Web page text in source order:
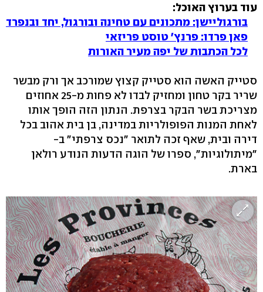
עוד בערוץ האוכל:
בורגוליישן: מתכונים עם טחינה ובורגול, יחד ובנפרד
פאן פרדו: פרנץ' טוסט פריזאי
לכל הכתבות של יפה מעיר האורות
סטייק האשה הוא סטייק קצוץ שמורכב אך ורק מבשר
שריר בקר טחון ומחזיק לבדו לא פחות מ-25 אחוזים
מצריכת בשר הבקר בצרפת. הנתון הזה הופך אותו
לאחת המנות הפופולריות במדינה, בן בית אהוב בכל
דירה ובית, שאף זכה לתואר "נכס צרפתי" ב-
"מיתולוגיות", ספרו של הוגה הדעות הנודע רולאן
בארת.